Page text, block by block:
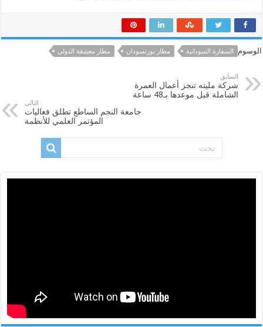
الوسوم السفارة السودانية مطار بورتسودان مطار معيتيقة الدولي
السابق
شركة مليته تنجز أعمال العمرة
الشاملة قبل موعدها بـ48 ساعة
التالي
جامعة النجم الساطع تطلق فعاليات
المؤتمر العلمي للأنظمة